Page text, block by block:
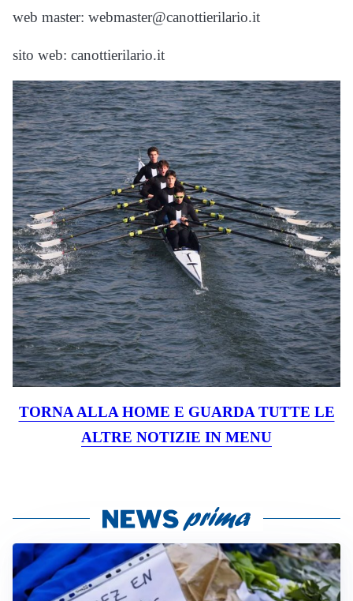
web master: webmaster@canottierilario.it
sito web: canottierilario.it
TORNA ALLA HOME E GUARDA TUTTE LE
ALTRE NOTIZIE IN MENU